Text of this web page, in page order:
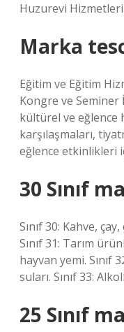
Huzurevi
Marka
Eğitim ve Eğitim
Kongre ve Seminer
kültürel ve eğlence
karşılaşmaları,
eğlence etkinlikleri
30 Sınıf
Sınıf 30: Kahve,
Sınıf 31: Tarım
hayvan yemi. Sınıf
suları. Sınıf 33:
25 Sınıf